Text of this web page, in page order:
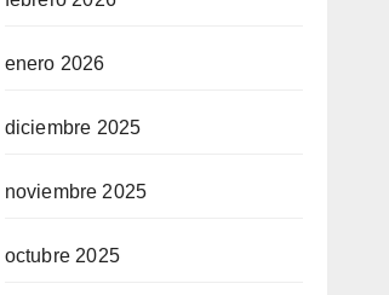
enero 2026
diciembre 2025
noviembre 2025
octubre 2025